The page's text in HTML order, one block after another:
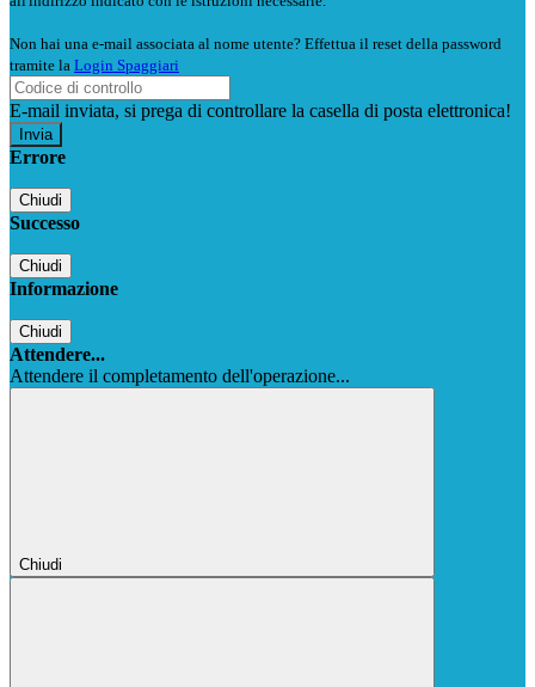
Non hai una e-mail associata al nome utente? Effettua il reset della password
tramite la Login Spaggiari
E-mail inviata, si prega di controllare la casella di posta elettronica!
Errore
Chiudi
Successo
Chiudi
Informazione
Chiudi
Attendere...
Attendere il completamento dell'operazione...
Chiudi